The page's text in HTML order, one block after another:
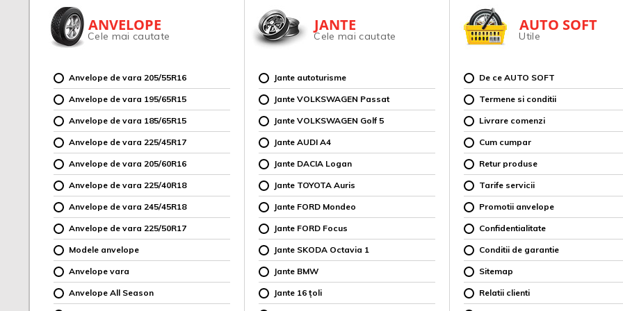
ANVELOPE
Cele mai cautate
Anvelope de vara 205/55R16
Anvelope de vara 195/65R15
Anvelope de vara 185/65R15
Anvelope de vara 225/45R17
Anvelope de vara 205/60R16
Anvelope de vara 225/40R18
Anvelope de vara 245/45R18
Anvelope de vara 225/50R17
Modele anvelope
Anvelope vara
Anvelope All Season
JANTE
Cele mai cautate
Jante autoturisme
Jante VOLKSWAGEN Passat
Jante VOLKSWAGEN Golf 5
Jante AUDI A4
Jante DACIA Logan
Jante TOYOTA Auris
Jante FORD Mondeo
Jante FORD Focus
Jante SKODA Octavia 1
Jante BMW
Jante 16 țoli
AUTO SOFT
Utile
De ce AUTO SOFT
Termene si conditii
Livrare comenzi
Cum cumpar
Retur produse
Tarife servicii
Promotii anvelope
Confidentialitate
Conditii de garantie
Sitemap
Relatii clienti